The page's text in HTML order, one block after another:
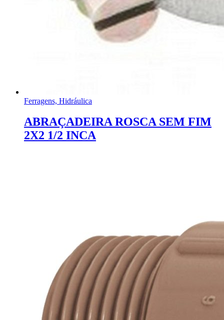
Ferragens, Hidráulica
ABRAÇADEIRA ROSCA SEM FIM
2X2 1/2 INCA